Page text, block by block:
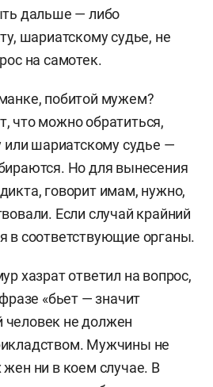
дальше — либо
шариатскому судье, не
на самотек.
побитой мужем?
что можно обратиться,
или шариатскому судье —
Но для вынесения
говорит имам, нужно,
Если случай крайний
в соответствующие органы.
хазрат ответил на вопрос,
«бьет — значит
не должен
Мужчины не
ни в коем случае. В